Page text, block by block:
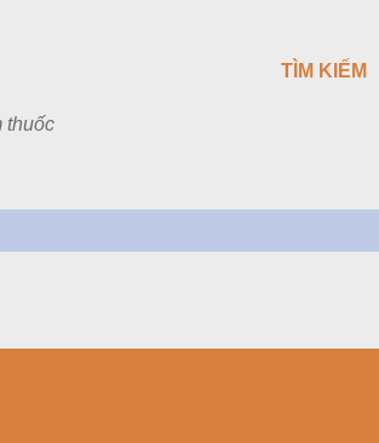
thuốc
TÌM KIẾM